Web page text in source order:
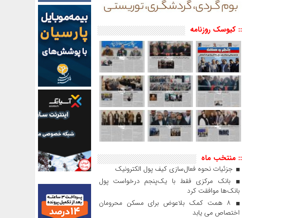
:: کیوسک روزنامه
:: منتخب ماه
جزئیات نحوه فعال‌سازی کیف پول الکترونیک
بانک مرکزی فقط با یک‌‎پنجم درخواست پول
بانک‌ها موافقت کرد
۸ همت کمک بلاعوض برای مسکن محرومان
اختصاص می یابد